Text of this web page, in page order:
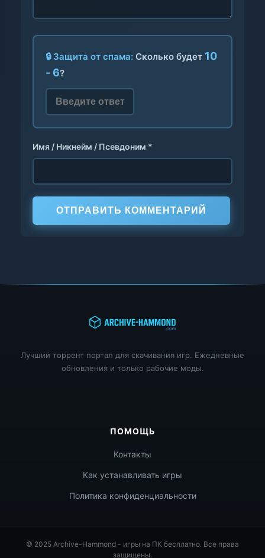
🔒 Защита от спама: Сколько будет 10
- 6?
Имя / Никнейм / Псевдоним *
ОТПРАВИТЬ КОММЕНТАРИЙ
Лучший торрент портал для скачивания игр. Ежедневные
обновления и только рабочие моды.
ПОМОЩЬ
Контакты
Как устанавливать игры
Политика конфиденциальности
© 2025 Archive-Hammond - игры на ПК бесплатно. Все права
защищены.